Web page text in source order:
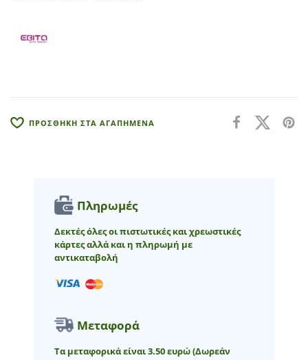
:
ΠΡΟΣΘΗΚΗ ΣΤΑ ΑΓΑΠΗΜΕΝΑ
Πληρωμές
Δεκτές όλες οι πιστωτικές και χρεωστικές
κάρτες αλλά και η πληρωμή με
αντικαταβολή
Μεταφορά
Τα μεταφορικά είναι 3.50 ευρώ(Δωρεάν